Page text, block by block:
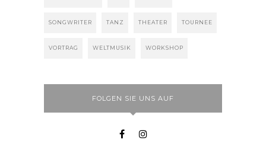
SONGWRITER TANZ THEATER TOURNEE
VORTRAG WELTMUSIK WORKSHOP
FOLGEN SIE UNS AUF